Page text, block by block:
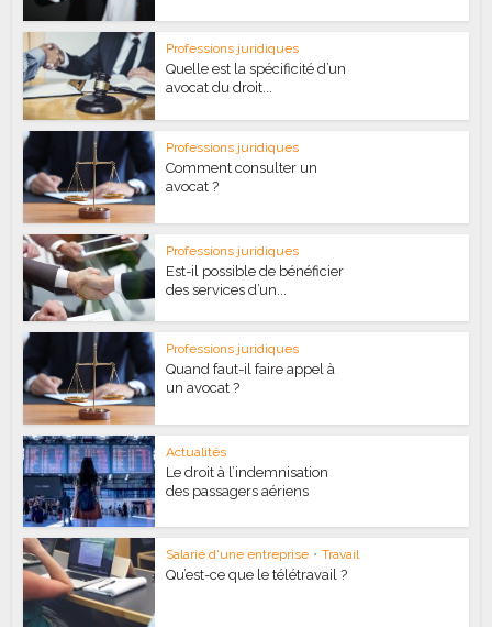
Professions juridiques
Quelle est la spécificité d’un
avocat du droit...
Professions juridiques
Comment consulter un
avocat ?
Professions juridiques
Est-il possible de bénéficier
des services d’un...
Professions juridiques
Quand faut-il faire appel à
un avocat ?
Actualités
Le droit à l’indemnisation
des passagers aériens
Salarié d'une entreprise • Travail
Qu’est-ce que le télétravail ?